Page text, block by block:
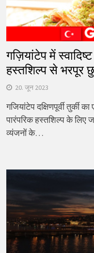
गज़ियांटेप में
हस्तशिल्प से भरपूर
20. जून 2023
गजियांटेप दक्षिणपूर्वी तुर्की
पारंपरिक हस्तशिल्प के लिए
व्यंजनों के…